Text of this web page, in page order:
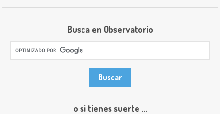
Busca en Observatorio
o si tienes suerte ...